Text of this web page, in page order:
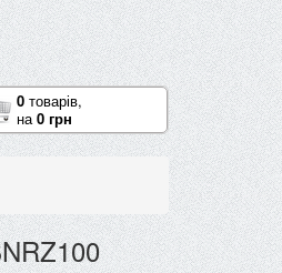
0товарів,
на0 грн